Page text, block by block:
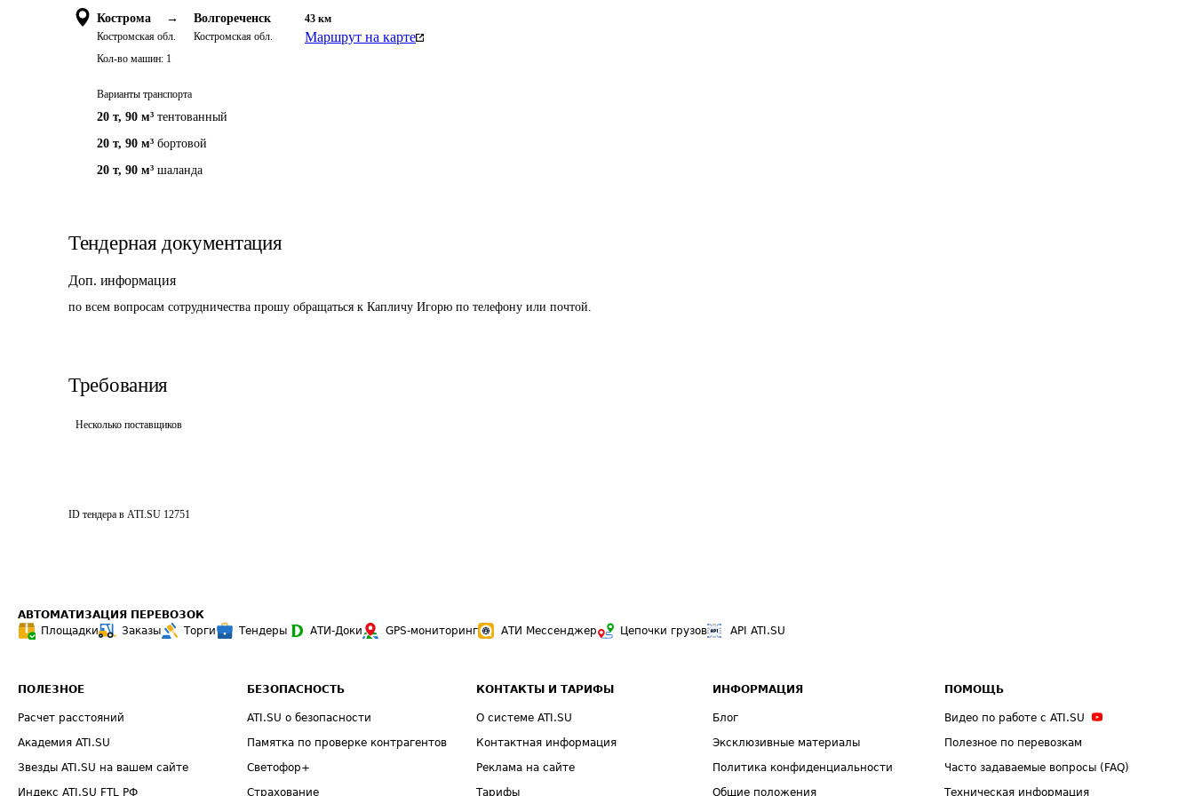
Кострома →
Костромская обл.
Волгореченск
Костромская обл.
43 км
Маршрут на карте
Кол-во машин: 1
Варианты транспорта
20 т, 90 м³ тентованный
20 т, 90 м³ бортовой
20 т, 90 м³ шаланда
Тендерная документация
Доп. информация
по всем вопросам сотрудничества прошу обращаться к Капличу Игорю по телефону или почтой.
Требования
Несколько поставщиков
ID тендера в ATI.SU 12751
АВТОМАТИЗАЦИЯ ПЕРЕВОЗОК
Площадки
Заказы Торги Тендеры АТИ-Доки GPS-мониторинг АТИ Мессенджер Цепочки грузов API ATI.SU
ПОЛЕЗНОЕ
Расчет расстояний
Академия ATI.SU
Звезды ATI.SU на вашем сайте
Индекс ATI.SU FTL РФ
БЕЗОПАСНОСТЬ
ATI.SU о безопасности
Памятка по проверке контрагентов
Светофор+
Страхование
КОНТАКТЫ И ТАРИФЫ
О системе ATI.SU
Контактная информация
Реклама на сайте
Тарифы
ИНФОРМАЦИЯ
Блог
Эксклюзивные материалы
Политика конфиденциальности
Общие положения
ПОМОЩЬ
Видео по работе с ATI.SU
Полезное по перевозкам
Часто задаваемые вопросы (FAQ)
Техническая информация